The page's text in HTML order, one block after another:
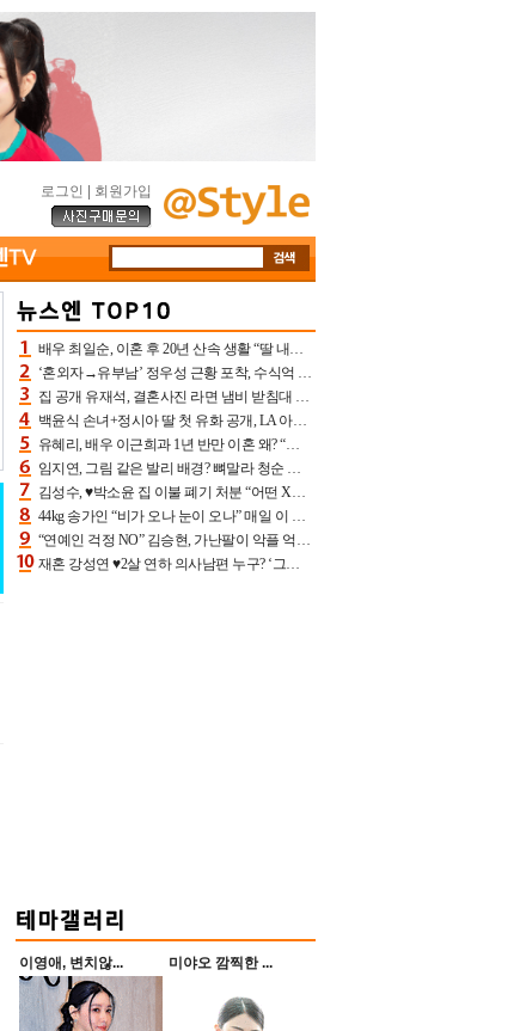
로그인 회원가입
배우 최일순, 이혼 후 20년 산속 생활 “딸 내가 버렸다고 원망‥맘 아파”(특종)[어제TV]
‘혼외자→유부남’ 정우성 근황 포착, 수식억 해킹 피해 후배 만났다 “존경하는”
집 공개 유재석, 결혼사진 라면 냄비 받침대 되고 분노‥가족사진도 피해(놀뭐)[어제TV]
백윤식 손녀+정시아 딸 첫 유화 공개, LA 아트쇼→서울국제조각페스타 작가다운 수준급 실력
유혜리, 배우 이근희과 1년 반만 이혼 왜? “식칼 꽂고 의자 던져” 충격 폭로(특종)[어제TV]
임지연, 그림 같은 발리 배경? 뼈말라 청순 비키니 핏에 상대 안 되네
김성수, ♥박소윤 집 이불 폐기 처분 “어떤 X이랑 썼을지 몰라” 질투(신랑수업2)[어제TV]
44kg 송가인 “비가 오나 눈이 오나” 매일 이 운동, 허벅지 근육량 상승+체지방 감소
“연예인 걱정 NO” 김승현, 가난팔이 악플 억울할만‥아내+딸과 日 여행
재혼 강성연 ♥2살 연하 의사남편 누구? ‘그알’ 자문의에 훈남 비주얼 초엘리트 스펙 [종합]
이영애, 변치않... 미야오 깜찍한 ...